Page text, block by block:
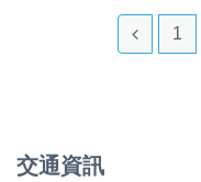
1
交通資訊